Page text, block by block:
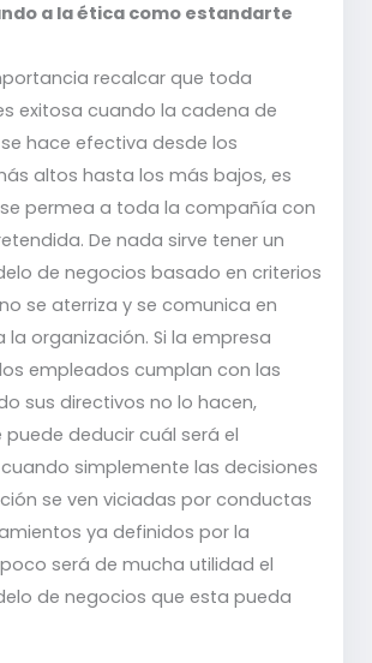
a la ética como estandarte
recalcar que toda
exitosa cuando la cadena de
hace efectiva desde los
altos hasta los más bajos, es
permea a toda la compañía con
De nada sirve tener un
de negocios basado en criterios
se aterriza y se comunica en
organización. Si la empresa
empleados cumplan con las
sus directivos no lo hacen,
deducir cuál será el
simplemente las decisiones
se ven viciadas por conductas
ya definidos por la
será de mucha utilidad el
de negocios que esta pueda